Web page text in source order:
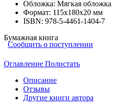
Обложка: Мягкая обложка
Формат: 115х180х20 мм
ISBN: 978-5-4461-1404-7
Бумажная книга
Сообщить о поступлении
Оглавление Полистать
Описание
Отзывы
Другие книги автора